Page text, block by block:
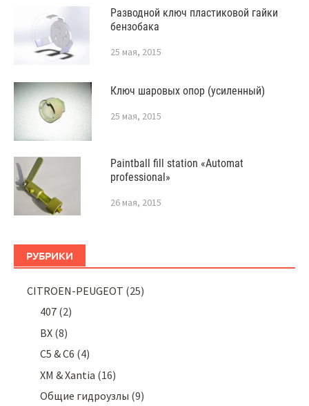
Разводной ключ пластиковой гайки
бензобака
25 мая, 2015
Ключ шаровых опор (усиленный)
25 мая, 2015
Paintball fill station «Automat
professional»
26 мая, 2015
РУБРИКИ
CITROEN-PEUGEOT (25)
407 (2)
BX (8)
C5 & C6 (4)
XM & Xantia (16)
Общие гидроузлы (9)